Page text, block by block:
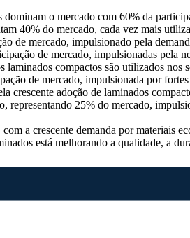
o mercado com 60% da
40% do mercado, cada vez mais
mercado, impulsionado pela
de mercado, impulsionadas pela
compactos são utilizados nos
de mercado, impulsionada por
adoção de laminados
25% do mercado,
a crescente demanda por materiais
está melhorando a qualidade, a